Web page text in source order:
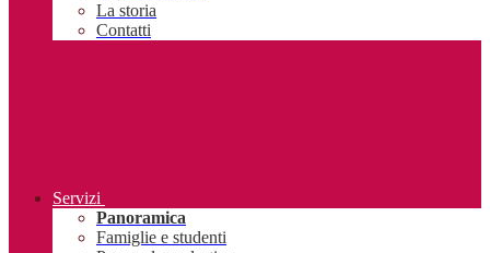
La storia
Contatti
Servizi
Panoramica
Famiglie e studenti